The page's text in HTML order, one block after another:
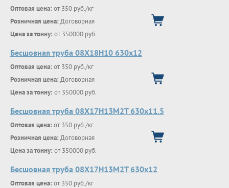
Оптовая цена: от 350 руб./кг
Розничная цена: Договорная
Цена за тонну: от 350000 руб.
Бесшовная труба 08Х18Н10 630х12
Оптовая цена: от 350 руб./кг
Розничная цена: Договорная
Цена за тонну: от 350000 руб.
Бесшовная труба 08Х17Н13М2Т 630х11.5
Оптовая цена: от 350 руб./кг
Розничная цена: Договорная
Цена за тонну: от 350000 руб.
Бесшовная труба 08Х17Н13М2Т 630х12
Оптовая цена: от 350 руб./кг